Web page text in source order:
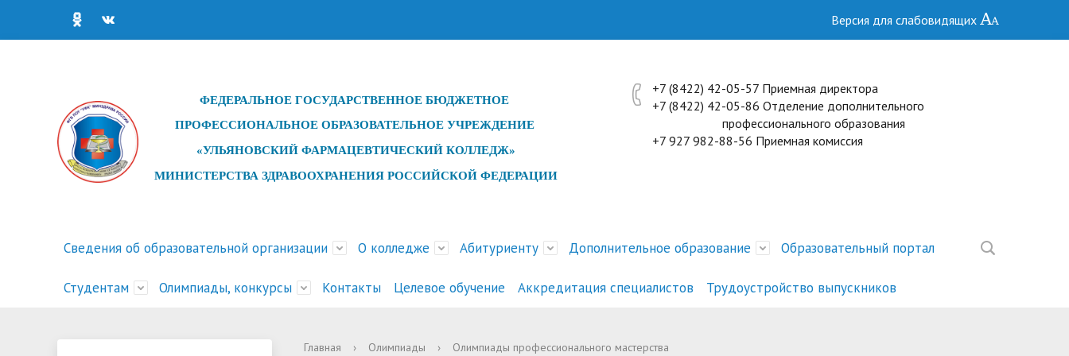
Версия для слабовидящих
ФЕДЕРАЛЬНОЕ ГОСУДАРСТВЕННОЕ БЮДЖЕТНОЕ
ПРОФЕССИОНАЛЬНОЕ ОБРАЗОВАТЕЛЬНОЕ УЧРЕЖДЕНИЕ
«УЛЬЯНОВСКИЙ ФАРМАЦЕВТИЧЕСКИЙ КОЛЛЕДЖ»
МИНИСТЕРСТВА ЗДРАВООХРАНЕНИЯ РОССИЙСКОЙ ФЕДЕРАЦИИ
+7 (8422) 42-05-57 Приемная директора
+7 (8422) 42-05-86 Отделение дополнительного
профессионального образования
+7 927 982-88-56 Приемная комиссия
Сведения об образовательной организации
Структура и органы управления
Документы
О колледже
Новости История
Абитуриенту
Статистика поданных заявлений Психологическое тестирование
Дополнительное образование
Обучение специалистов с
Перечень платных услуг
Образовательный портал
Студентам
Расписание занятий Расписание экзаменов
Олимпиады, конкурсы
Олимпиады, конкурсы, конференции Мероприятия Совета директоров
Контакты Целевое обучение Аккредитация специалистов Трудоустройство выпускников
Главная › Олимпиады › Олимпиады профессионального мастерства